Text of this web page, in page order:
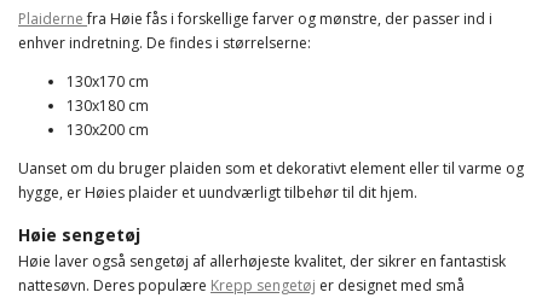
Plaidernefra Høie fås i forskellige farver og mønstre, der passer ind i
enhver indretning. De findes i størrelserne:
130x170 cm
130x180 cm
130x200 cm
Uanset om du bruger plaiden som et dekorativt element eller til varme og
hygge, er Høies plaider et uundværligt tilbehør til dit hjem.
Høie sengetøj
Høie laver også sengetøj af allerhøjeste kvalitet, der sikrer en fantastisk
nattesøvn. Deres populære Krepp sengetøj er designet med små